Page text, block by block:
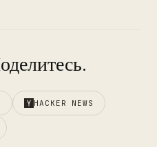
HACKER NEWS